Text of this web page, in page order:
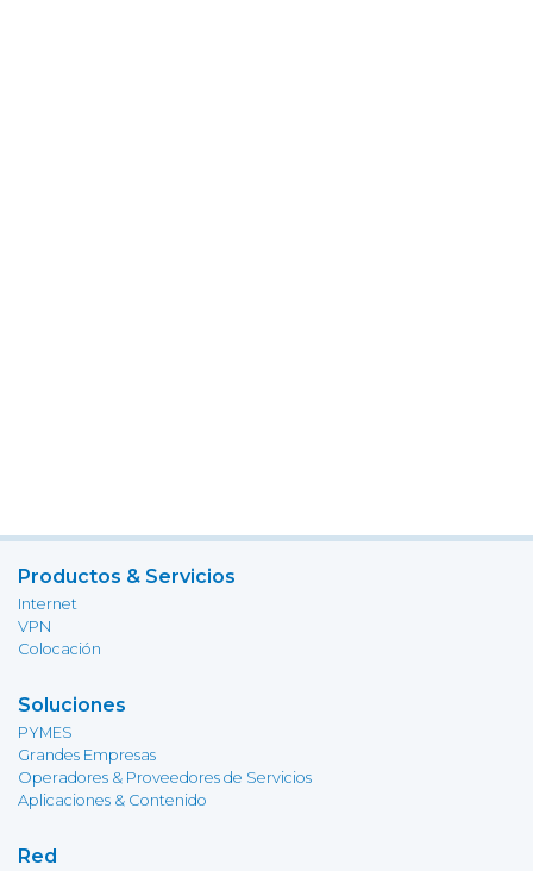
Productos & Servicios
Internet
VPN
Colocación
Soluciones
PYMES
Grandes Empresas
Operadores & Proveedores de Servicios
Aplicaciones & Contenido
Red